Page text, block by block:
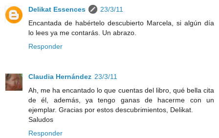
Delikat Essences
23/3/11
Encantada de habértelo descubierto Marcela, si algún día
lo lees ya me contarás. Un abrazo.
Responder
Claudia Hernández 23/3/11
Ah, me ha encantado lo que cuentas del libro, qué bella cita
de él, además, ya tengo ganas de hacerme con un
ejemplar. Gracias por estos descubrimientos, Delikat.
Saludos
Responder